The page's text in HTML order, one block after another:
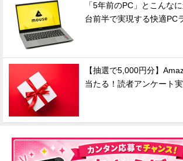
「5年前のPC」とこんな
台前半で実現する快適PC
【抽選で5,000円分】
当たる！読者アンケート